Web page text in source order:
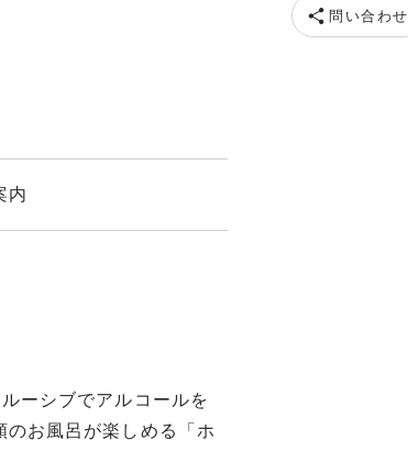
世界遺産・東寺 提供元：ピクスタ
内
ーシブでアルコールを
お風呂が楽しめる「ホ
問い合わせ